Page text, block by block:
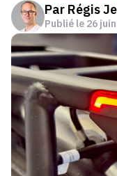
Par Régis
Publié le 26